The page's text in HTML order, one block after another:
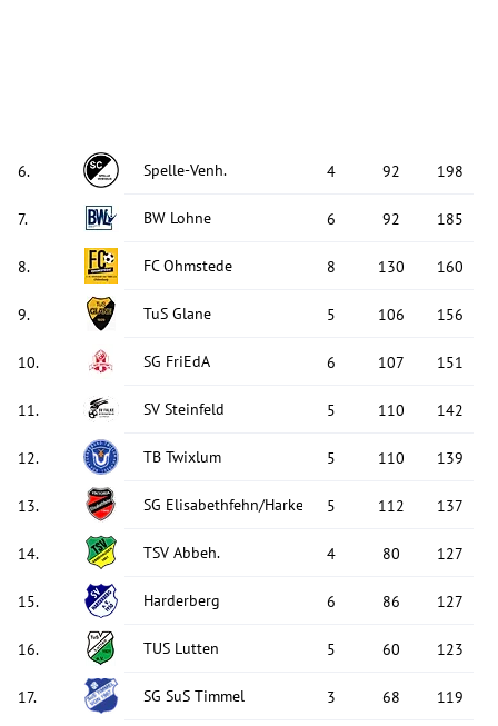
6. Spelle-Venh. 4 92 198
7. BW Lohne 6 92 185
8. FC Ohmstede 8 130 160
9. TuS Glane 5 106 156
10. SG FriEdA 6 107 151
11. SV Steinfeld 5 110 142
12. TB Twixlum 5 110 139
13. SG Elisabethfehn/Harkebrügge
5 112 137
14. TSV Abbeh. 4 80 127
15. Harderberg 6 86 127
16. TUS Lutten 5 60 123
17. SG SuS Timmel 3 68 119